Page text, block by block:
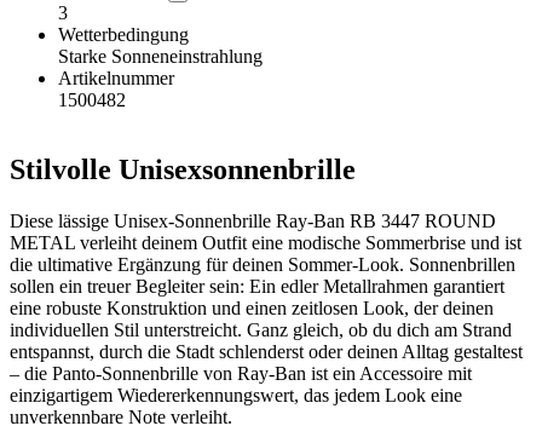
3
Wetterbedingung
Starke Sonneneinstrahlung
Artikelnummer
1500482
Stilvolle Unisexsonnenbrille
Diese lässige Unisex-Sonnenbrille Ray-Ban RB 3447 ROUND
METAL verleiht deinem Outfit eine modische Sommerbrise und ist
die ultimative Ergänzung für deinen Sommer-Look. Sonnenbrillen
sollen ein treuer Begleiter sein: Ein edler Metallrahmen garantiert
eine robuste Konstruktion und einen zeitlosen Look, der deinen
individuellen Stil unterstreicht. Ganz gleich, ob du dich am Strand
entspannst, durch die Stadt schlenderst oder deinen Alltag gestaltest
– die Panto-Sonnenbrille von Ray-Ban ist ein Accessoire mit
einzigartigem Wiedererkennungswert, das jedem Look eine
unverkennbare Note verleiht.